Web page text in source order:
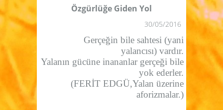
Özgürlüğe Giden Yol
30/05/2016
Gerçeğin bile sahtesi (yani
yalancısı) vardır.
Yalanın gücüne inananlar gerçeği bile
yok ederler.
(FERİT EDGÜ,Yalan üzerine
aforizmalar.)